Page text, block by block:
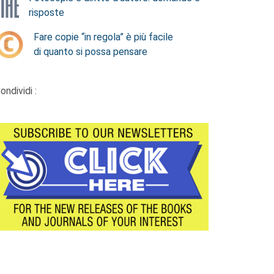
risposte
Fare copie “in regola” è più facile
di quanto si possa pensare
: